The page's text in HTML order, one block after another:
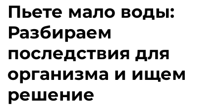
Пьете мало воды:
Разбираем
последствия для
организма и ищем
решение